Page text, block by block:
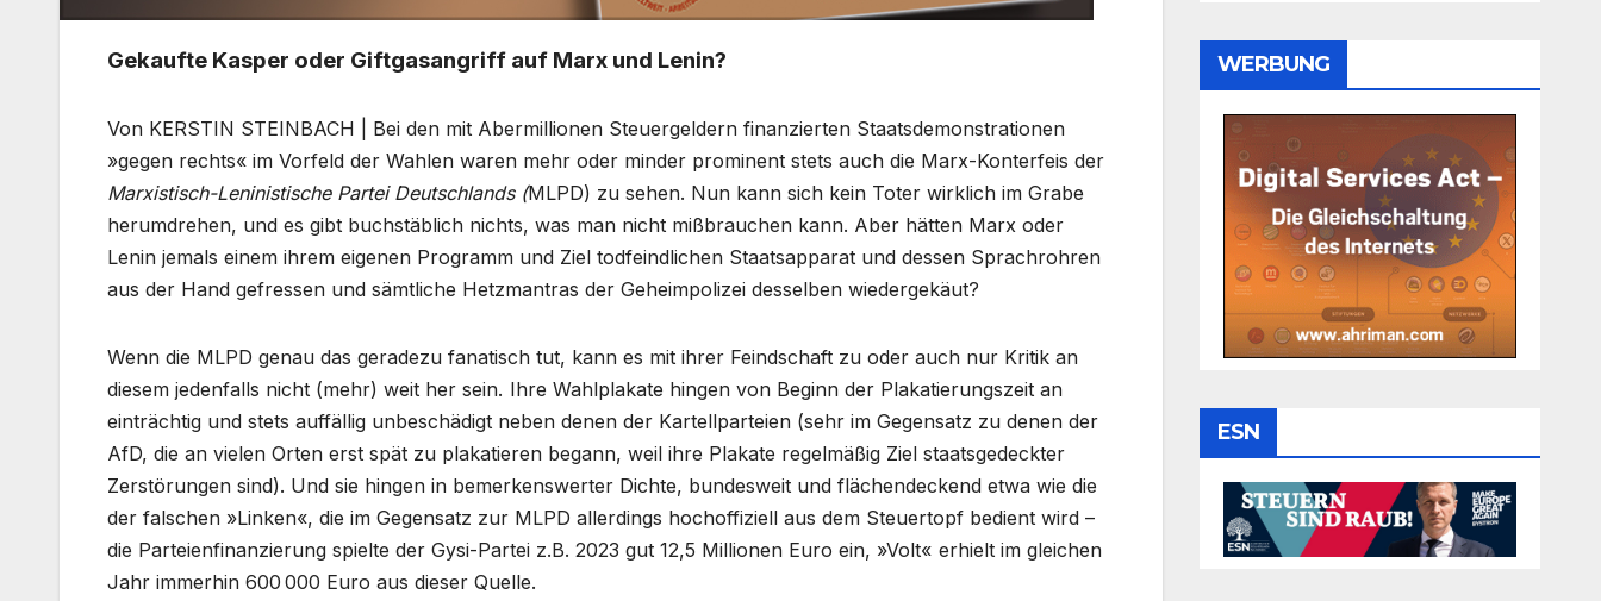
Gekaufte Kasper oder Giftgasangriff auf Marx und Lenin?
Von KERSTIN STEINBACH | Bei den mit Abermillionen Steuergeldern finanzierten Staatsdemonstrationen
»gegen rechts« im Vorfeld der Wahlen waren mehr oder minder prominent stets auch die Marx-Konterfeis der
Marxistisch-Leninistische Partei Deutschlands (MLPD) zu sehen. Nun kann sich kein Toter wirklich im Grabe
herumdrehen, und es gibt buchstäblich nichts, was man nicht mißbrauchen kann. Aber hätten Marx oder
Lenin jemals einem ihrem eigenen Programm und Ziel todfeindlichen Staatsapparat und dessen Sprachrohren
aus der Hand gefressen und sämtliche Hetzmantras der Geheimpolizei desselben wiedergekäut?
Wenn die MLPD genau das geradezu fanatisch tut, kann es mit ihrer Feindschaft zu oder auch nur Kritik an
diesem jedenfalls nicht (mehr) weit her sein. Ihre Wahlplakate hingen von Beginn der Plakatierungszeit an
einträchtig und stets auffällig unbeschädigt neben denen der Kartellparteien (sehr im Gegensatz zu denen der
AfD, die an vielen Orten erst spät zu plakatieren begann, weil ihre Plakate regelmäßig Ziel staatsgedeckter
Zerstörungen sind). Und sie hingen in bemerkenswerter Dichte, bundesweit und flächendeckend etwa wie die
der falschen »Linken«, die im Gegensatz zur MLPD allerdings hochoffiziell aus dem Steuertopf bedient wird –
die Parteienfinanzierung spielte der Gysi-Partei z.B. 2023 gut 12,5 Millionen Euro ein, »Volt« erhielt im gleichen
Jahr immerhin 600 000 Euro aus dieser Quelle.
WERBUNG
ESN